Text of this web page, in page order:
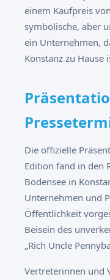
einem Kaufpreis
symbolische, aber
ein Unternehmen,
Konstanz zu Hause
Die offizielle
Edition fand in den
Bodensee in
Unternehmen und
Öffentlichkeit
Beisein des
„Rich Uncle
Vertreterinnen und